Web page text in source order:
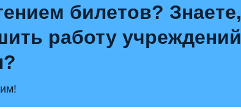
билетов? Знаете,
работу учреждений